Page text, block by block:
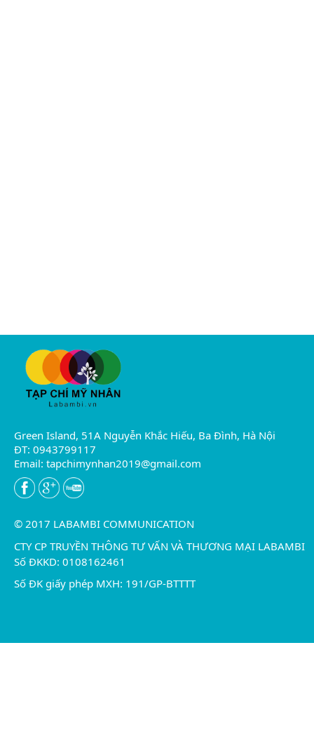
Green Island, 51A Nguyễn Khắc Hiếu, Ba Đình, Hà Nội
ĐT: 0943799117
Email: tapchimynhan2019@gmail.com
© 2017 LABAMBI COMMUNICATION
CTY CP TRUYỀN THÔNG TƯ VẤN VÀ THƯƠNG MẠI LABAMBI
Số ĐKKD: 0108162461
Số ĐK giấy phép MXH: 191/GP-BTTTT